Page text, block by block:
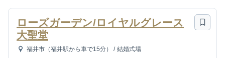
ローズガーデン/ロイヤルグレース
大聖堂
福井市（福井駅から車で15分） / 結婚式場